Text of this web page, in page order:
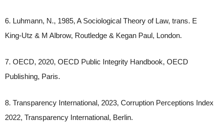
6. Luhmann, N., 1985, A Sociological Theory of Law, trans. E
King-Utz & M Albrow, Routledge & Kegan Paul, London.
7. OECD, 2020, OECD Public Integrity Handbook, OECD
Publishing, Paris.
8. Transparency International, 2023, Corruption Perceptions Index
2022, Transparency International, Berlin.